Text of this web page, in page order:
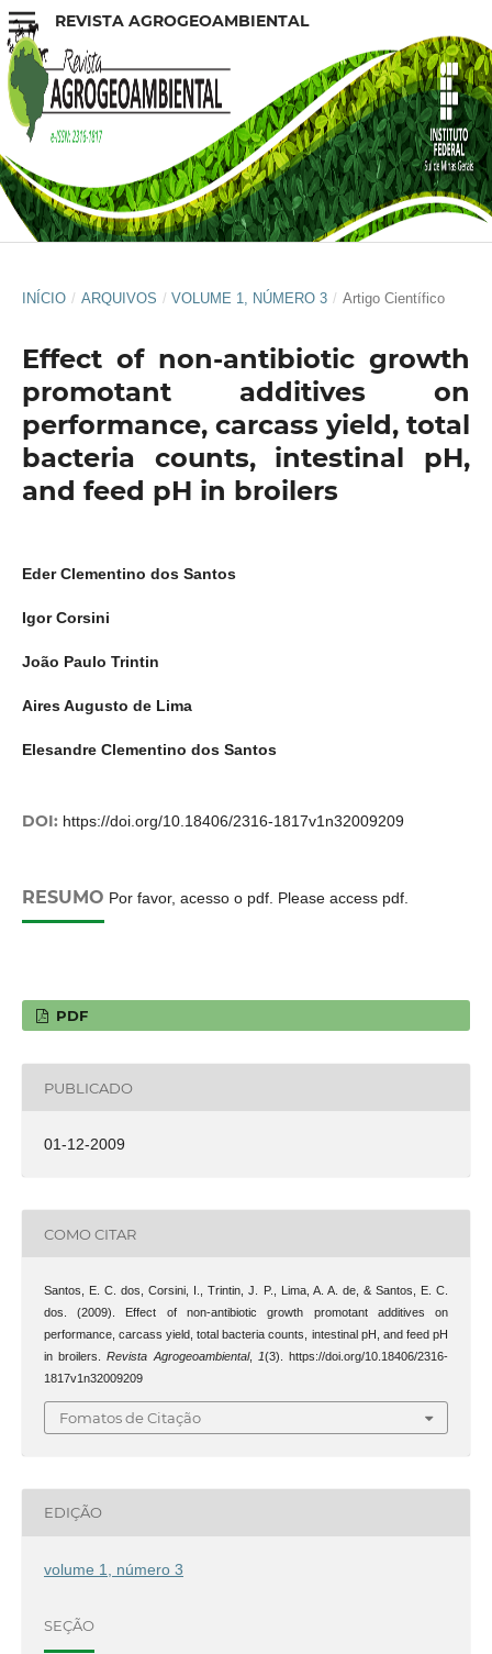
REVISTA AGROGEOAMBIENTAL
INÍCIO / ARQUIVOS / VOLUME 1, NÚMERO 3 / Artigo Científico
Effect of non-antibiotic growth
promotant additives on
performance, carcass yield, total
bacteria counts, intestinal pH,
and feed pH in broilers
Eder Clementino dos Santos
Igor Corsini
João Paulo Trintin
Aires Augusto de Lima
Elesandre Clementino dos Santos
DOI: https://doi.org/10.18406/2316-1817v1n32009209
RESUMO Por favor, acesso o pdf. Please access pdf.
PDF
PUBLICADO
01-12-2009
COMO CITAR
Santos, E. C. dos, Corsini, I., Trintin, J. P., Lima, A. A. de, & Santos, E. C.
dos. (2009). Effect of non-antibiotic growth promotant additives on
performance, carcass yield, total bacteria counts, intestinal pH, and feed pH
in broilers.Revista Agrogeoambiental, 1(3). https://doi.org/10.18406/2316-
1817v1n32009209
Fomatos de Citação
EDIÇÃO
volume 1, número 3
SEÇÃO